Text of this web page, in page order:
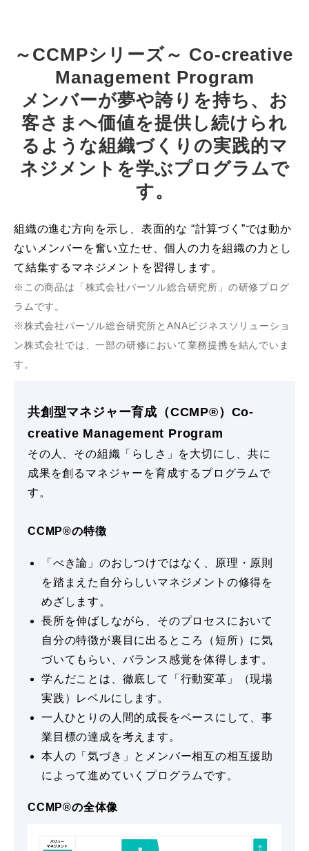
～CCMPシリーズ～ Co-creative
Management Program
メンバーが夢や誇りを持ち、お
客さまへ価値を提供し続けられ
るような組織づくりの実践的マ
ネジメントを学ぶプログラムで
す。
組織の進む方向を示し、表面的な “計算づく”では動か
ないメンバーを奮い立たせ、個人の力を組織の力とし
て結集するマネジメントを習得します。
※この商品は「株式会社パーソル総合研究所」の研修プログ
ラムです。
※株式会社パーソル総合研究所とANAビジネスソリューショ
ン株式会社では、一部の研修において業務提携を結んでいま
す。
共創型マネジャー育成（CCMP®）Co-
creative Management Program
その人、その組織「らしさ」を大切にし、共に
成果を創るマネジャーを育成するプログラムで
す。
CCMP®の特徴
「べき論」のおしつけではなく、原理・原則
を踏まえた自分らしいマネジメントの修得を
めざします。
長所を伸ばしながら、そのプロセスにおいて
自分の特徴が裏目に出るところ（短所）に気
づいてもらい、バランス感覚を体得します。
学んだことは、徹底して「行動変革」（現場
実践）レベルにします。
一人ひとりの人間的成長をベースにして、事
業目標の達成を考えます。
本人の「気づき」とメンバー相互の相互援助
によって進めていくプログラムです。
CCMP®の全体像